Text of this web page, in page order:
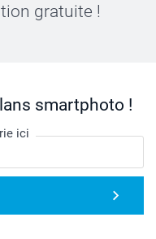
gratuite !
smartphoto !
ici